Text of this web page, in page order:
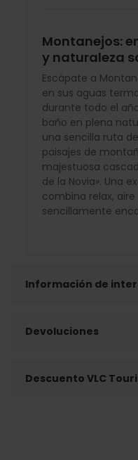
Montanejos:
y naturaleza
Escápate a
en sus aguas
durante todo el
baño en plena
una sencilla ruta
paisajes de
majestuosa
de la Novia». Una
combina relax,
sencillamente
Información de
Devoluciones
Descuento VLC